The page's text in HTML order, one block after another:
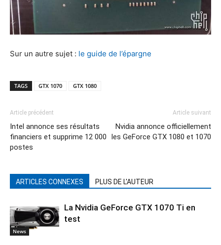
Sur un autre sujet : le guide de l’épargne
TAGS GTX 1070 GTX 1080
Article précédent
Intel annonce ses résultats
financiers et supprime 12 000
postes
Article suivant
Nvidia annonce officiellement
les GeForce GTX 1080 et 1070
ARTICLES CONNEXES PLUS DE L'AUTEUR
News
La Nvidia GeForce GTX 1070 Ti en
test